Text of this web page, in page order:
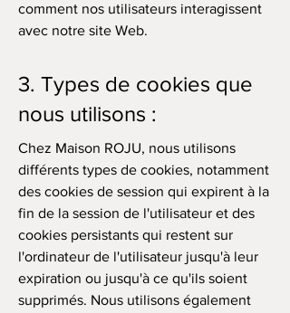
comment nos utilisateurs interagissent
avec notre site Web.
3. Types de cookies que
nous utilisons :
Chez Maison ROJU, nous utilisons
différents types de cookies, notamment
des cookies de session qui expirent à la
fin de la session de l'utilisateur et des
cookies persistants qui restent sur
l'ordinateur de l'utilisateur jusqu'à leur
expiration ou jusqu'à ce qu'ils soient
supprimés. Nous utilisons également